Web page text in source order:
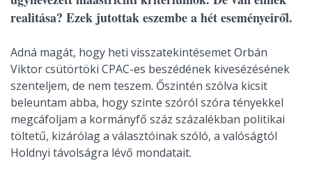
realitása? Ezek jutottak eszembe a hét eseményeiről.
Adná magát, hogy heti visszatekintésemet Orbán
Viktor csütörtöki CPAC-es beszédének kivesézésének
szenteljem, de nem teszem. Őszintén szólva kicsit
beleuntam abba, hogy szinte szóról szóra tényekkel
megcáfoljam a kormányfő száz százalékban politikai
töltetű, kizárólag a választóinak szóló, a valóságtól
Holdnyi távolságra lévő mondatait.